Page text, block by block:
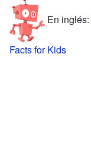
En inglés:
Facts for Kids